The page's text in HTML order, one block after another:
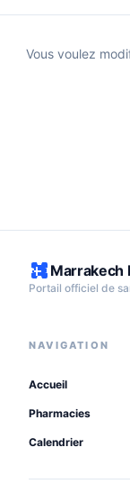
Vous voulez
Marrakech
Portail officiel de
NAVIGATION
Accueil
Pharmacies
Calendrier